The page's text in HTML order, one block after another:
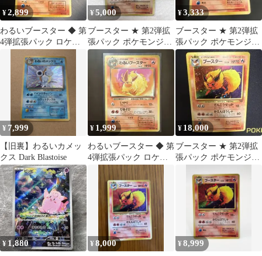
¥2,899
わるいブースター ◆ 第
4弾拡張パック ロケッ
¥5,000
ブースター ★ 第2弾拡
張パック ポケモンジャ
ングル
¥3,333
ブースター ★ 第2弾拡
張パック ポケモンジャ
ングル
¥ 7,999
【旧裏】わるいカメッ
クス Dark Blastoise
¥ 1,999
わるいブースター ◆ 第
4弾拡張パック ロケッ
¥ 18,000
ブースター ★ 第2弾拡
張パック ポケモンジャ
¥1,880 ¥8,000 ¥8,999